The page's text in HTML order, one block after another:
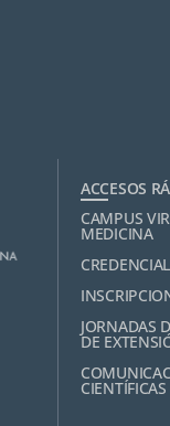
ACCESOS
CAMPUS
MEDICINA
JORNADAS
DE
CIENTÍFICAS